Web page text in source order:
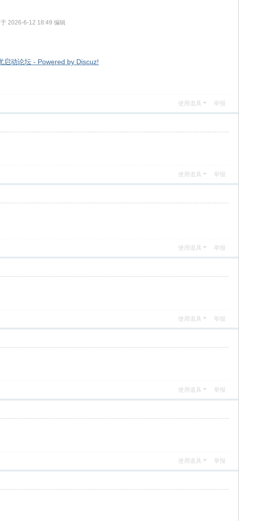
2026-6-12 18:49 编辑
启动论坛 - Powered by Discuz!
使用道具 举报
使用道具 举报
使用道具 举报
使用道具 举报
使用道具 举报
使用道具 举报